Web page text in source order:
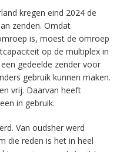
kregen eind 2024 de
zenden. Omdat
is, moest de omroep
op de multiplex in
gedeelde zender voor
gebruik kunnen maken.
vrij. Daarvan heeft
in gebruik.
Van oudsher werd
die reden is het in heel